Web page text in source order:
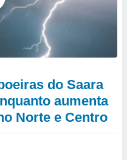
do Saara
aumenta
Norte e Centro